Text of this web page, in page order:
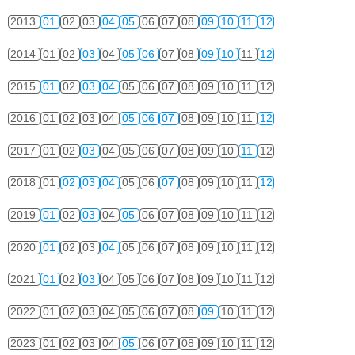
2013 01 02 03 04 05 06 07 08 09 10 11 12
2014 01 02 03 04 05 06 07 08 09 10 11 12
2015 01 02 03 04 05 06 07 08 09 10 11 12
2016 01 02 03 04 05 06 07 08 09 10 11 12
2017 01 02 03 04 05 06 07 08 09 10 11 12
2018 01 02 03 04 05 06 07 08 09 10 11 12
2019 01 02 03 04 05 06 07 08 09 10 11 12
2020 01 02 03 04 05 06 07 08 09 10 11 12
2021 01 02 03 04 05 06 07 08 09 10 11 12
2022 01 02 03 04 05 06 07 08 09 10 11 12
2023 01 02 03 04 05 06 07 08 09 10 11 12